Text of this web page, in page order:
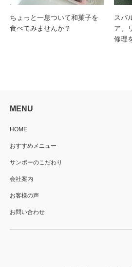
ちょっと一息ついて和菓子を
食べてみませんか？
スバ
ア、
修理
MENU
HOME
おすすめメニュー
サンポーのこだわり
会社案内
お客様の声
お問い合わせ